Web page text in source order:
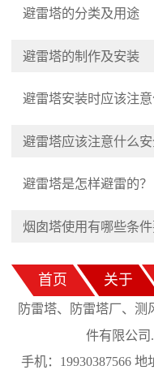
避雷塔的分类及用途
避雷塔的制作及安装
避雷塔安装时应该注意
避雷塔应该注意什么安
避雷塔是怎样避雷的？
烟囱塔使用有哪些条件
首页 关于
防雷塔、防雷塔厂、
手机：19930387566 地址：河北省衡水市景县广川工业园